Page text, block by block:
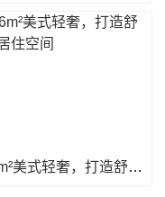
236m²美式轻奢，打造舒适的居住空间